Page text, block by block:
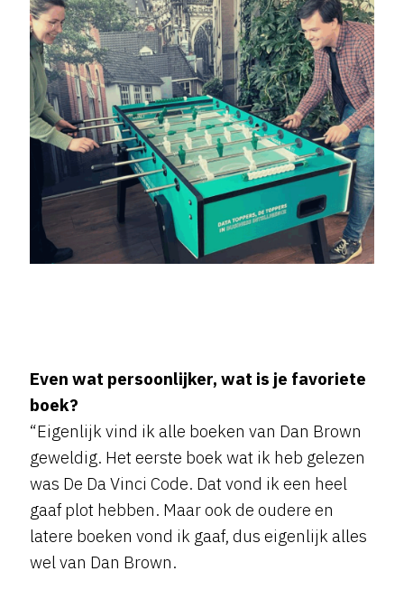
Even wat persoonlijker, wat is je favoriete
boek?
“Eigenlijk vind ik alle boeken van Dan Brown
geweldig. Het eerste boek wat ik heb gelezen
was De Da Vinci Code. Dat vond ik een heel
gaaf plot hebben. Maar ook de oudere en
latere boeken vond ik gaaf, dus eigenlijk alles
wel van Dan Brown.